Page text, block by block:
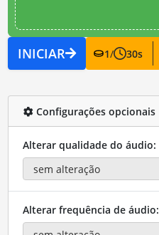
INICIAR 1/ 30s
Configurações opcionais
Alterar qualidade do áudio:
Alterar frequência de áudio: